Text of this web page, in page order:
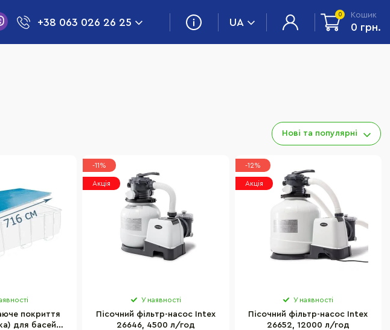
+38 063 026 26 25 UA
0 Кошик
0 грн.
Нові та популярні
покриття
для басейну
-11%
Акція
У наявності
Пісочний фільтр-насос Intex
26646, 4500 л/год
-12%
Акція
У наявності
Пісочний фільтр-насос Intex
26652, 12000 л/год